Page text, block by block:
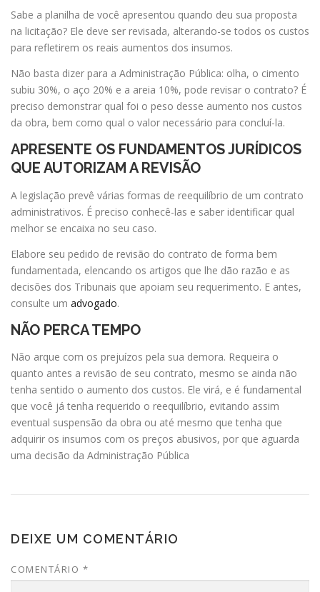
Sabe a planilha de você apresentou quando deu sua proposta
na licitação? Ele deve ser revisada, alterando-se todos os custos
para refletirem os reais aumentos dos insumos.
Não basta dizer para a Administração Pública: olha, o cimento
subiu 30%, o aço 20% e a areia 10%, pode revisar o contrato? É
preciso demonstrar qual foi o peso desse aumento nos custos
da obra, bem como qual o valor necessário para concluí-la.
APRESENTE OS FUNDAMENTOS JURÍDICOS
QUE AUTORIZAM A REVISÃO
A legislação prevê várias formas de reequilíbrio de um contrato
administrativos. É preciso conhecê-las e saber identificar qual
melhor se encaixa no seu caso.
Elabore seu pedido de revisão do contrato de forma bem
fundamentada, elencando os artigos que lhe dão razão e as
decisões dos Tribunais que apoiam seu requerimento. E antes,
consulte um advogado.
NÃO PERCA TEMPO
Não arque com os prejuízos pela sua demora. Requeira o
quanto antes a revisão de seu contrato, mesmo se ainda não
tenha sentido o aumento dos custos. Ele virá, e é fundamental
que você já tenha requerido o reequilíbrio, evitando assim
eventual suspensão da obra ou até mesmo que tenha que
adquirir os insumos com os preços abusivos, por que aguarda
uma decisão da Administração Pública
DEIXE UM COMENTÁRIO
COMENTÁRIO *